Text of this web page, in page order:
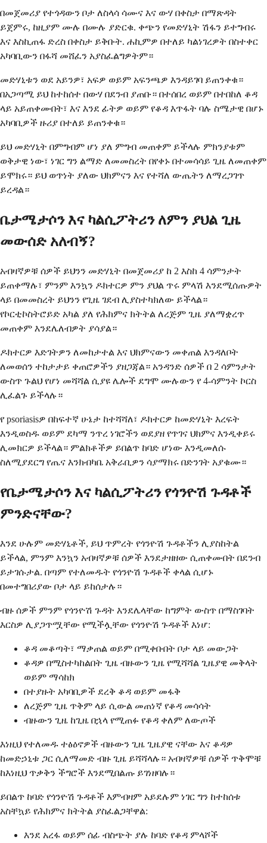
በመጀመሪያ የተጎዳውን ቦታ ለስላሳ ሳሙና እና ውሃ በቀስታ በማጽዳት
ይጀምሩ, ከዚያም ሙሉ በሙሉ ያድርቁ. ቀጭን የመድሃኒት ሽፋን ይተግብሩ
እና እስኪጠፋ ድረስ በቀስታ ይቅቡት. ሐኪምዎ በተለይ ካልነገረዎት በስተቀር
አካባቢውን በፋሻ መሸፈን አያስፈልግዎትም።
መድሃኒቱን ወደ አይንዎ፣ አፍዎ ወይም አፍንጫዎ እንዳይገባ ይጠንቀቁ።
በአጋጣሚ ይህ ከተከሰተ በውሃ በደንብ ያጠቡ። በተሰበረ ወይም በተበከለ ቆዳ
ላይ አይጠቀሙበት፣ እና እንደ ፊትዎ ወይም የቆዳ እጥፋት ባሉ ስሜታዊ በሆኑ
አካባቢዎች ዙሪያ በተለይ ይጠንቀቁ።
ይህ መድሃኒት በምግብም ሆነ ያለ ምግብ መጠቀም ይችላሉ ምክንያቱም
ወቅታዊ ነው፣ ነገር ግን ልማድ ለመመስረት በየቀኑ በተመሳሳይ ጊዜ ለመጠቀም
ይሞክሩ። ይህ ወጥነት ያለው ህክምናን እና የተሻለ ውጤትን ለማረጋገጥ
ይረዳል።
ቤታሜታሶን እና ካልሲፖትሪን ለምን ያህል ጊዜ
መውሰድ አለብኝ?
አብዛኛዎቹ ሰዎች ይህንን መድሃኒት በመጀመሪያ ከ 2 እስከ 4 ሳምንታት
ይጠቀማሉ፣ ምንም እንኳን ዶክተርዎ ምን ያህል ጥሩ ምላሽ እንደሚሰጡዎት
ላይ በመመስረት ይህንን የጊዜ ገደብ ሊያስተካክለው ይችላል።
የኮርቲኮስትሮይድ አካል ያለ የሕክምና ክትትል ለረጅም ጊዜ ያለማቋረጥ
መጠቀም እንደሌለብዎት ያሳያል።
ዶክተርዎ እድገትዎን ለመከታተል እና ህክምናውን መቀጠል እንዳለቦት
ለመወሰን ተከታታይ ቀጠሮዎችን ያዘጋጃል። አንዳንድ ሰዎች በ 2 ሳምንታት
ውስጥ ጉልህ የሆነ መሻሻል ሲያዩ ሌሎች ደግሞ ሙሉውን የ 4-ሳምንት ኮርስ
ሊፈልጉ ይችላሉ።
የ psoriasisዎ በከፍተኛ ሁኔታ ከተሻሻለ፣ ዶክተርዎ ከመድሃኒት እረፍት
እንዲወስዱ ወይም ደካማ ንጥረ ነገሮችን ወደያዘ የጥገና ህክምና እንዲቀይሩ
ሊመክርዎ ይችላል። ምልክቶችዎ ይበልጥ ከባድ ሆነው እንዲመለሱ
ስለሚያደርግ የጤና እንክብካቤ አቅራቢዎን ሳያማክሩ በድንገት አያቁሙ።
የቤታሜታሶን እና ካልሲፖትሪን የጎንዮሽ ጉዳቶች
ምንድናቸው?
እንደ ሁሉም መድሃኒቶች, ይህ ጥምረት የጎንዮሽ ጉዳቶችን ሊያስከትል
ይችላል, ምንም እንኳን አብዛኛዎቹ ሰዎች እንደታዘዘው ሲጠቀሙበት በደንብ
ይታገሱታል. በጣም የተለመዱት የጎንዮሽ ጉዳቶች ቀላል ሲሆኑ
በመተግበሪያው ቦታ ላይ ይከሰታሉ።
ብዙ ሰዎች ምንም የጎንዮሽ ጉዳት እንደሌላቸው ከግምት ውስጥ በማስገባት
እርስዎ ሊያጋጥሟቸው የሚችሏቸው የጎንዮሽ ጉዳቶች እነሆ:
ቆዳ መቆጣት፣ ማቃጠል ወይም በሚቀቡበት ቦታ ላይ መውጋት
ቆዳዎ በሚስተካከልበት ጊዜ ብዙውን ጊዜ የሚሻሻል ጊዜያዊ መቅላት
ወይም ማሳከክ
በተያዙት አካባቢዎች ደረቅ ቆዳ ወይም መፋቅ
ለረጅም ጊዜ ጥቅም ላይ ሲውል መጠነኛ የቆዳ መሳሳት
ብዙውን ጊዜ ከጊዜ በኋላ የሚጠፉ የቆዳ ቀለም ለውጦች
እነዚህ የተለመዱ ተፅዕኖዎች ብዙውን ጊዜ ጊዜያዊ ናቸው እና ቆዳዎ
ከመድኃኒቱ ጋር ሲለማመድ ብዙ ጊዜ ይሻሻላሉ። አብዛኛዎቹ ሰዎች ጥቅሞቹ
ከእነዚህ ጥቃቅን ችግሮች እንደሚበልጡ ይገነዘባሉ።
ይበልጥ ከባድ የጎንዮሽ ጉዳቶች እምብዛም አይደሉም ነገር ግን ከተከሰቱ
አስቸኳይ የሕክምና ክትትል ያስፈልጋቸዋል:
እንደ አረፋ ወይም ሰፊ ብስጭት ያሉ ከባድ የቆዳ ምላሾች